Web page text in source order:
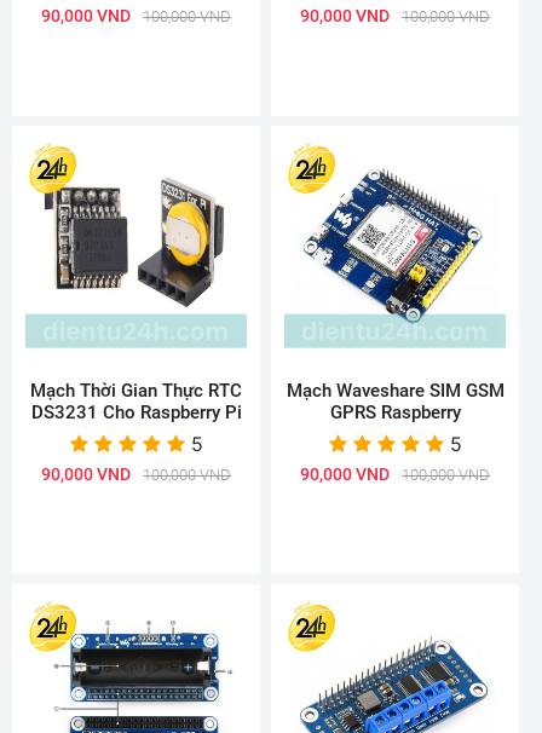
90,000 VND 100,000 VND 90,000 VND 100,000 VND
Mạch Thời Gian Thực RTC
DS3231 Cho Raspberry Pi
5
90,000 VND 100,000 VND
Mạch Waveshare SIM GSM
GPRS Raspberry
5
90,000 VND 100,000 VND